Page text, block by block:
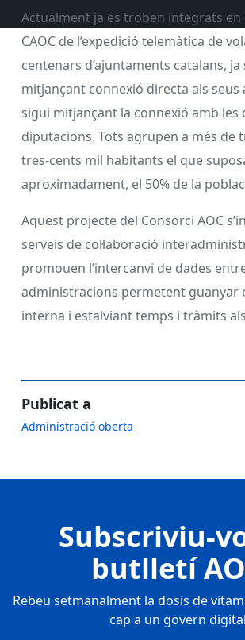
Actualment ja es troben integrats en
CAOC de l’expedició telemàtica de
centenars d’ajuntaments catalans, ja
mitjançant connexió directa als seus
sigui mitjançant la connexió amb les
diputacions. Tots agrupen a més de
tres-cents mil habitants el que
aproximadament, el 50% de la
Aquest projecte del Consorci AOC
serveis de col·laboració
promouen l’intercanvi de dades
administracions permetent guanyar
interna i estalviant temps i tràmits
Publicat a
Administració oberta
Subscriviu-
butlletí
Rebeu setmanalment la dosis de
cap a un govern digital